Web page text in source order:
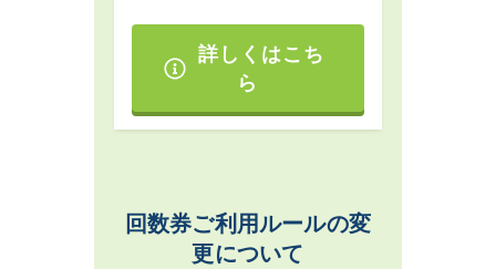
詳しくはこち
ら
回数券ご利用ルールの変
更について